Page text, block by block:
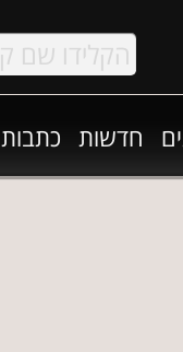
חדשות כתבות